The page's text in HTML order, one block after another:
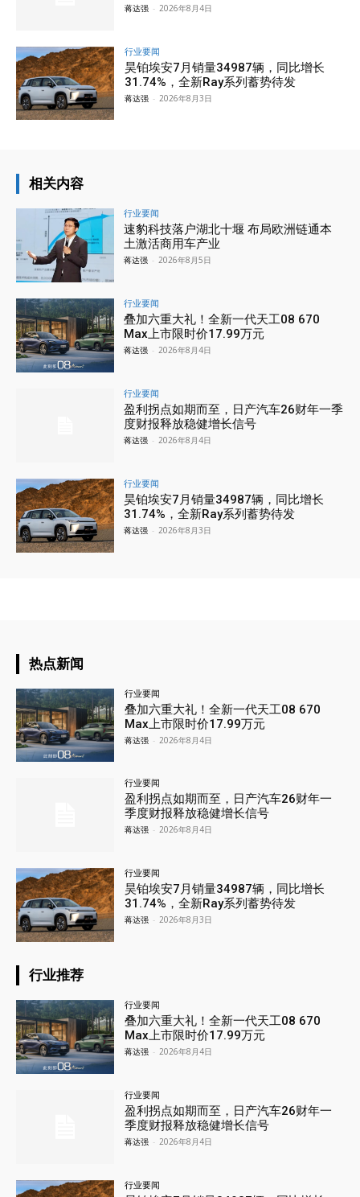
蒋达强 - 2026年8月4日
行业要闻
昊铂埃安7月销量34987辆，同比增长
31.74%，全新Ray系列蓄势待发
蒋达强 - 2026年8月3日
相关内容
行业要闻
速豹科技落户湖北十堰 布局欧洲链通本
土激活商用车产业
蒋达强 - 2026年8月5日
行业要闻
叠加六重大礼！全新一代天工08 670
Max上市限时价17.99万元
蒋达强 - 2026年8月4日
行业要闻
盈利拐点如期而至，日产汽车26财年一季
度财报释放稳健增长信号
蒋达强 - 2026年8月4日
行业要闻
昊铂埃安7月销量34987辆，同比增长
31.74%，全新Ray系列蓄势待发
蒋达强 - 2026年8月3日
热点新闻
行业要闻
叠加六重大礼！全新一代天工08 670
Max上市限时价17.99万元
蒋达强 - 2026年8月4日
行业要闻
盈利拐点如期而至，日产汽车26财年一
季度财报释放稳健增长信号
蒋达强 - 2026年8月4日
行业要闻
昊铂埃安7月销量34987辆，同比增长
31.74%，全新Ray系列蓄势待发
蒋达强 - 2026年8月3日
行业推荐
行业要闻
叠加六重大礼！全新一代天工08 670
Max上市限时价17.99万元
蒋达强 - 2026年8月4日
行业要闻
盈利拐点如期而至，日产汽车26财年一
季度财报释放稳健增长信号
蒋达强 - 2026年8月4日
行业要闻